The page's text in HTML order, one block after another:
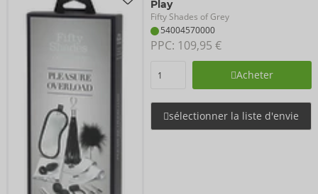
Play
Fifty Shades of Grey
54004570000
PPC: 109,95 €
Acheter
sélectionner la liste d'envie